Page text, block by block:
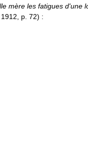
mère les fatigues d'une
1912, p. 72) :